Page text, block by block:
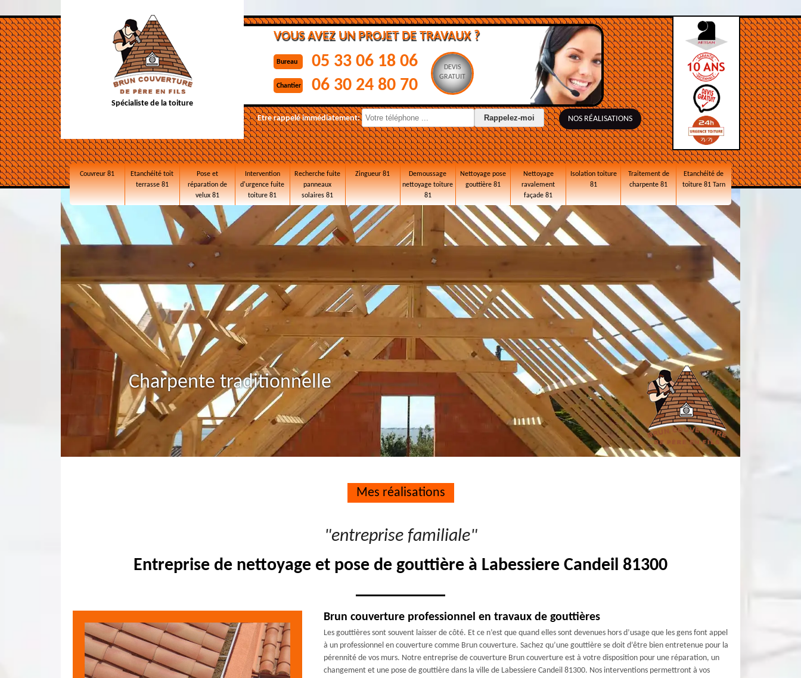
Spécialiste de la toiture
VOUS AVEZ UN PROJET DE TRAVAUX ?
Bureau 05 33 06 18 06
Chantier 06 30 24 80 70
DEVIS
GRATUIT
Etre rappelé immédiatement: NOS RÉALISATIONS
Couvreur 81
Etanchéité toit
terrasse 81
Pose et
réparation de
velux 81
Intervention
d'urgence fuite
toiture 81
Recherche fuite
panneaux
solaires 81
Zingueur 81
Demoussage
nettoyage toiture
81
Nettoyage pose
gouttière 81
Nettoyage
ravalement
façade 81
Isolation toiture
81
Traitement de
charpente 81
Etanchéité de
toiture 81 Tarn
Charpente traditionnelle
Mes réalisations
"entreprise familiale"
Entreprise de nettoyage et pose de gouttière à Labessiere Candeil 81300
Brun couverture professionnel en travaux de gouttières
Les gouttières sont souvent laisser de côté. Et ce n’est que quand elles sont devenues hors d’usage que les gens font appel
à un professionnel en couverture comme Brun couverture. Sachez qu’une gouttière se doit d’être bien entretenue pour la
pérennité de vos murs. Notre entreprise de couverture Brun couverture est à votre disposition pour une réparation, un
changement et une pose de gouttière dans la ville de Labessiere Candeil 81300. Nos interventions permettront à vos